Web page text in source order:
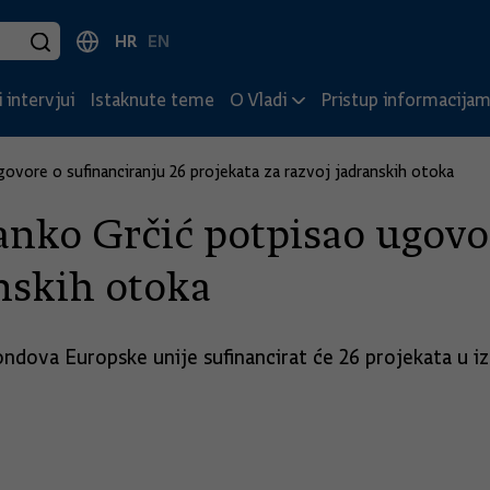
HR EN
intervjui Istaknute teme O Vladi Pristup
o sufinanciranju 26 projekata za razvoj jadranskih otoka
Grčić potpisao
otoka
Europske unije sufinancirat će 26 projekata u